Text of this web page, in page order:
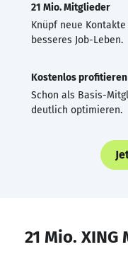
21 Mio. Mitglieder
Knüpf neue
besseres Job-Leben.
Kostenlos profitieren
Schon als Basis-
deutlich optimieren.
21 Mio.